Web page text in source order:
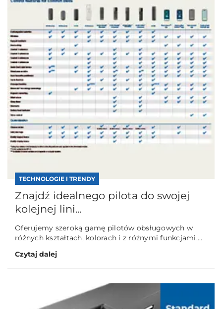
TECHNOLOGIE I TRENDY
Znajdź idealnego pilota do swojej
kolejnej lini...
Oferujemy szeroką gamę pilotów obsługowych w
różnych kształtach, kolorach i z różnymi funkcjami....
Czytaj dalej